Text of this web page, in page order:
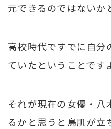
元できるのではないか
高校時代ですでに自分
ていたということです
それが現在の女優・八
るかと思うと鳥肌が立